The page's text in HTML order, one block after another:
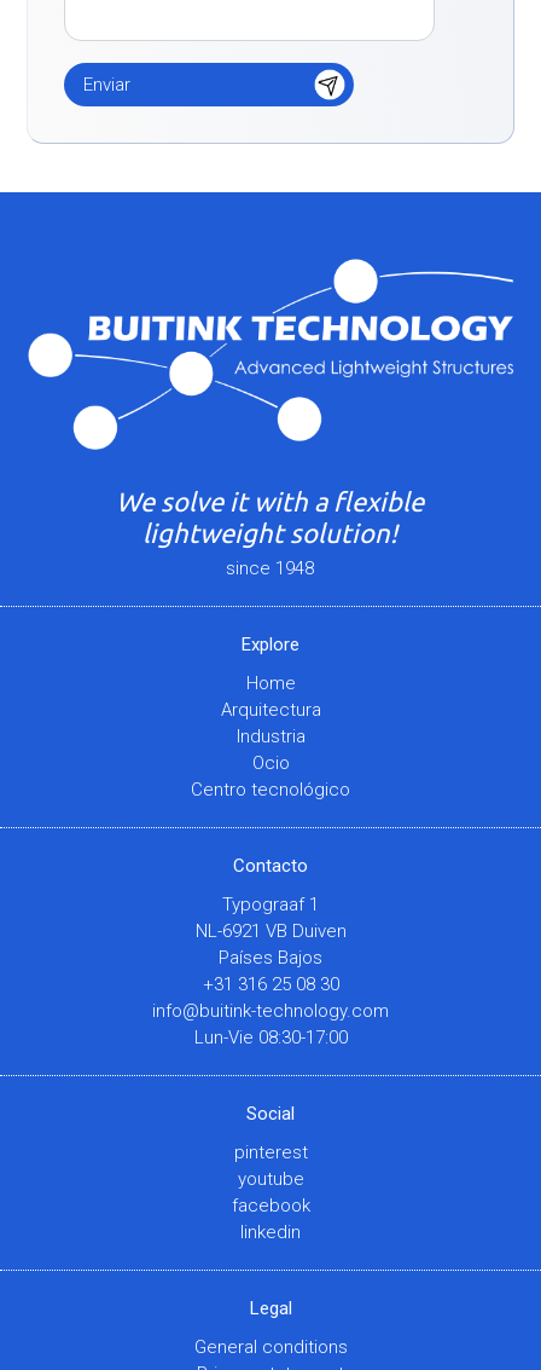
We solve it with a flexible
lightweight solution!
since 1948
Explore
Home
Arquitectura
Industria
Ocio
Centro tecnológico
Contacto
Typograaf 1
NL-6921 VB Duiven
Países Bajos
+31 316 25 08 30
info@buitink-technology.com
Lun-Vie 08:30-17:00
Social
pinterest
youtube
facebook
linkedin
Legal
General conditions